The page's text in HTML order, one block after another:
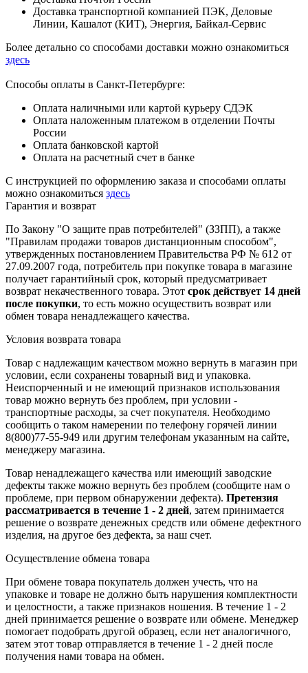
Доставка транспортной компанией ПЭК, Деловые
Линии, Кашалот (КИТ), Энергия, Байкал-Сервис
Более детально со способами доставки можно ознакомиться
здесь
Способы оплаты в Санкт-Петербурге:
Оплата наличными или картой курьеру СДЭК
Оплата наложенным платежом в отделении Почты
России
Оплата банковской картой
Оплата на расчетный счет в банке
С инструкцией по оформлению заказа и способами оплаты
можно ознакомиться здесь
Гарантия и возврат
По Закону "О защите прав потребителей" (ЗЗПП), а также
"Правилам продажи товаров дистанционным способом",
утвержденных постановлением Правительства РФ № 612 от
27.09.2007 года, потребитель при покупке товара в магазине
получает гарантийный срок, который предусматривает
возврат некачественного товара. Этот срок действует 14 дней
после покупки, то есть можно осуществить возврат или
обмен товара ненадлежащего качества.
Условия возврата товара
Товар с надлежащим качеством можно вернуть в магазин при
условии, если сохранены товарный вид и упаковка.
Неиспорченный и не имеющий признаков использования
товар можно вернуть без проблем, при условии -
транспортные расходы, за счет покупателя. Необходимо
сообщить о таком намерении по телефону горячей линии
8(800)77-55-949 или другим телефонам указанным на сайте,
менеджеру магазина.
Товар ненадлежащего качества или имеющий заводские
дефекты также можно вернуть без проблем (сообщите нам о
проблеме, при первом обнаружении дефекта). Претензия
рассматривается в течение 1 - 2 дней, затем принимается
решение о возврате денежных средств или обмене дефектного
изделия, на другое без дефекта, за наш счет.
Осуществление обмена товара
При обмене товара покупатель должен учесть, что на
упаковке и товаре не должно быть нарушения комплектности
и целостности, а также признаков ношения. В течение 1 - 2
дней принимается решение о возврате или обмене. Менеджер
помогает подобрать другой образец, если нет аналогичного,
затем этот товар отправляется в течение 1 - 2 дней после
получения нами товара на обмен.